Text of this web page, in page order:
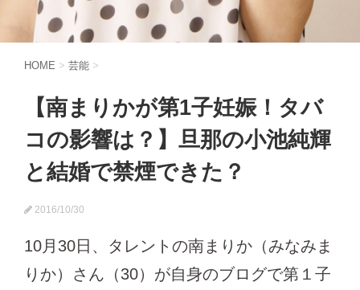
HOME > 芸能 >
【南まりかが第1子妊娠！タバ
コの影響は？】旦那の小池純輝
と結婚で禁煙できた？
2016/10/30
10月30日、タレントの南まりか（みなみま
りか）さん（30）が自身のブログで第１子